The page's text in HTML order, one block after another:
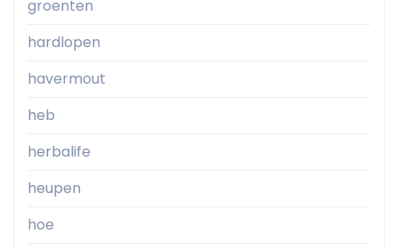
groenten
hardlopen
havermout
heb
herbalife
heupen
hoe